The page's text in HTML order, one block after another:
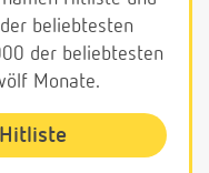
beliebtesten
der beliebtesten
Monate.